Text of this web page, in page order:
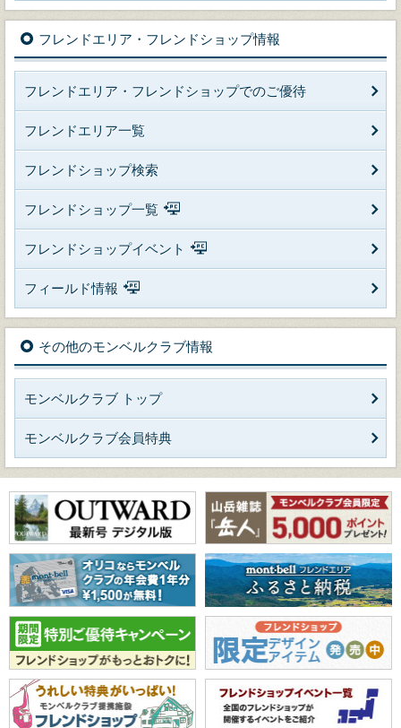
フレンドエリア・フレンドショップ情報
フレンドエリア・フレンドショップでのご優待
フレンドエリア一覧
フレンドショップ検索
フレンドショップ一覧
フレンドショップイベント
フィールド情報
その他のモンベルクラブ情報
モンベルクラブ トップ
モンベルクラブ会員特典